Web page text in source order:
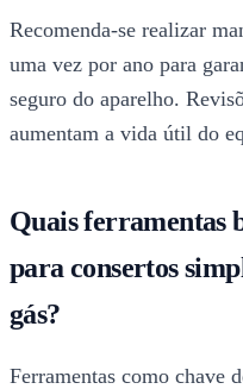
Recomenda-se realizar
uma vez por ano para
seguro do aparelho.
aumentam a vida útil do
Quais ferramentas
para consertos
gás?
Ferramentas como chave